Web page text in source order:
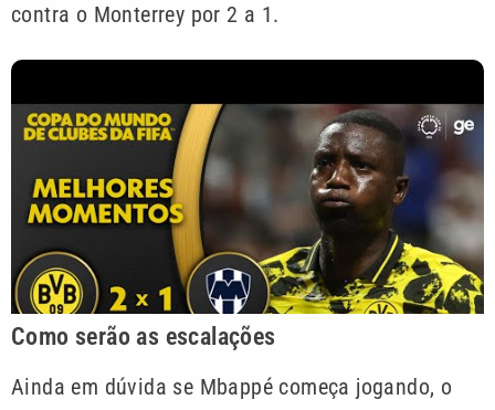
contra o Monterrey por 2 a 1.
Como serão as escalações
Ainda em dúvida se Mbappé começa jogando, o